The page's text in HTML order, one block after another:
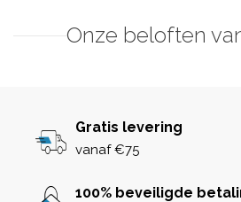
Onze beloften
Gratis levering
vanaf €75
100% beveiligde